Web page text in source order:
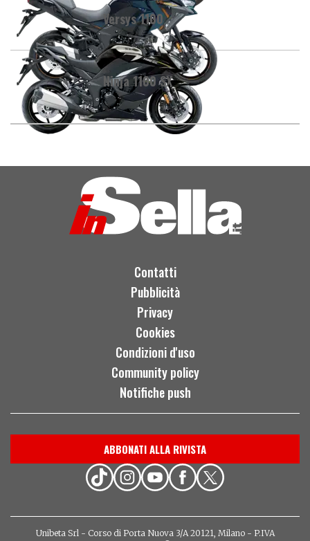
Versys 1100
Ninja 1100 SX
Contatti
Pubblicità
Privacy
Cookies
Condizioni d'uso
Community policy
Notifiche push
ABBONATI ALLA RIVISTA
Unibeta Srl - Corso di Porta Nuova 3/A 20121, Milano - P.IVA